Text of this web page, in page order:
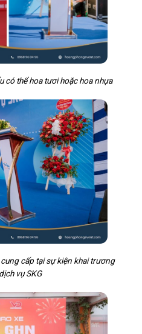
có thể hoa tươi hoặc hoa nhựa
cấp tại sự kiện khai trương
vụ SKG